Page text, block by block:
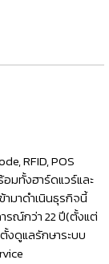
RFID, POS
มทั้งฮาร์ดแวร์และ
ามาดำเนินธุรกิจนี้
รณ์กว่า 22 ปี(ตั้งแต่
งดูแลรักษาระบบ